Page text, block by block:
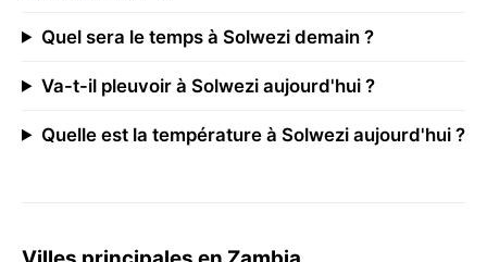
Quel sera le temps à Solwezi demain ?
Va-t-il pleuvoir à Solwezi aujourd'hui ?
Quelle est la température à Solwezi aujourd'hui ?